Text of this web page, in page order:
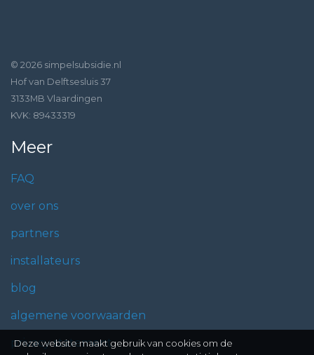
© 2026 simpelsubsidie.nl
Hof van Delftsesluis 37
3133MB Vlaardingen
KVK: 89433319
Meer
FAQ
over ons
partners
installateurs
blog
algemene voorwaarden
privacy statement
Deze website maakt gebruik van cookies om de